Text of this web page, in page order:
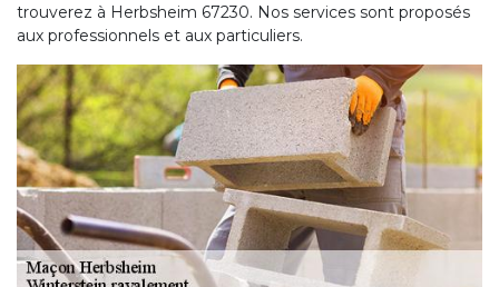
trouverez à Herbsheim 67230. Nos services sont proposés
aux professionnels et aux particuliers.